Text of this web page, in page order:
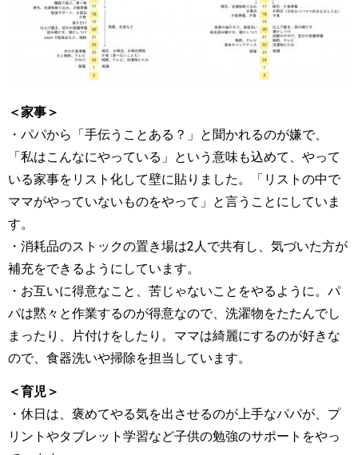
＜家事＞
・パパから「手伝うことある？」と聞かれるのが嫌で、
「私はこんなにやっている」という意味も込めて、やって
いる家事をリスト化して壁に貼りました。「リストの中で
ママがやっていないものをやって」と言うことにしていま
す。
・消耗品のストックの置き場は2人で共有し、気づいた方が
補充をできるようにしています。
・お互いに得意なこと、苦じゃないことをやるように。パ
パは黙々と作業するのが得意なので、洗濯物をたたんでし
まったり、片付けをしたり。ママは綺麗にするのが好きな
ので、食器洗いや掃除を担当しています。
＜育児＞
・休日は、褒めてやる気を出させるのが上手なパパが、プ
リントやタブレット学習など子供の勉強のサポートをやっ